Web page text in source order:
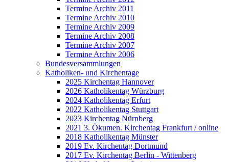
Termine Archiv 2011
Termine Archiv 2010
Termine Archiv 2009
Termine Archiv 2008
Termine Archiv 2007
Termine Archiv 2006
Bundesversammlungen
Katholiken- und Kirchentage
2025 Kirchentag Hannover
2026 Katholikentag Würzburg
2024 Katholikentag Erfurt
2022 Katholikentag Stuttgart
2023 Kirchentag Nürnberg
2021 3. Ökumen. Kirchentag Frankfurt / online
2018 Katholikentag Münster
2019 Ev. Kirchentag Dortmund
2017 Ev. Kirchentag Berlin - Wittenberg